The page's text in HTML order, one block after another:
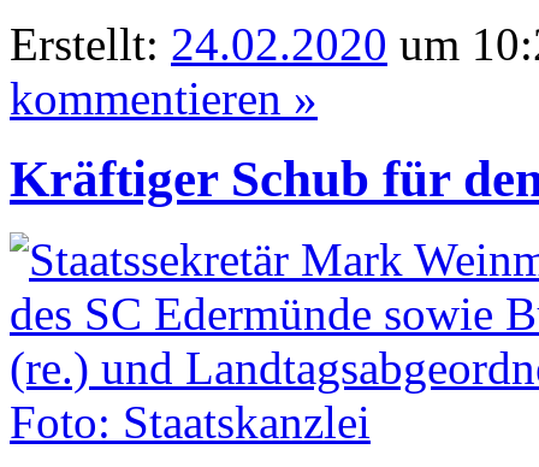
Erstellt: 24.02.2020 um
kommentieren »
Kräftiger Schub für